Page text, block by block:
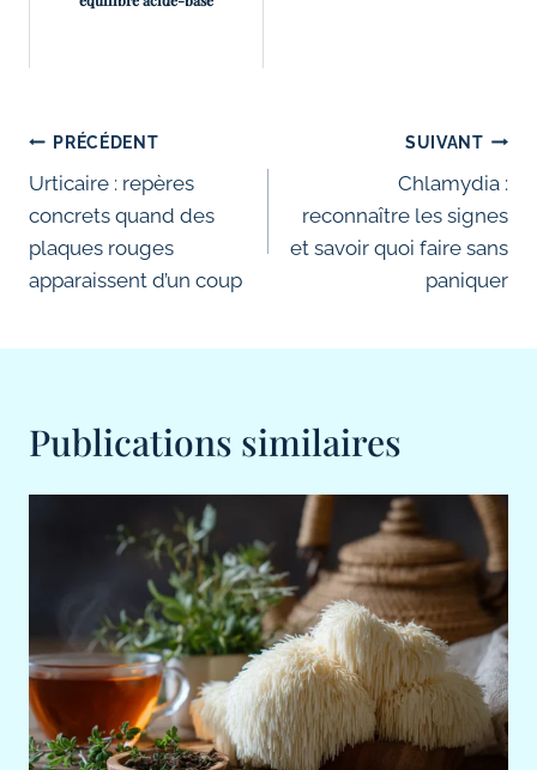
Navigation
de
l’article
PRÉCÉDENT
Urticaire : repères
concrets quand des
plaques rouges
apparaissent d’un coup
SUIVANT
Chlamydia :
reconnaître les signes
et savoir quoi faire sans
paniquer
Publications similaires